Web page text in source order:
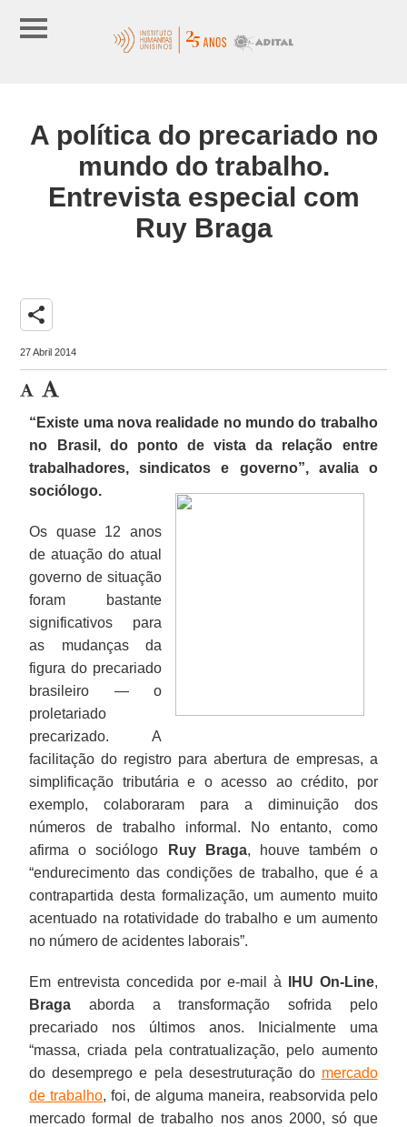
A política do precariado no
mundo do trabalho.
Entrevista especial com
Ruy Braga
share
27 Abril 2014
“Existe uma nova realidade no mundo do trabalho
no Brasil, do ponto de vista da relação entre
trabalhadores, sindicatos e governo”, avalia o
sociólogo.
Os quase 12 anos
de atuação do atual
governo de situação
foram bastante
significativos para
as mudanças da
figura do precariado
brasileiro — o
proletariado
precarizado. A
facilitação do registro para abertura de empresas, a
simplificação tributária e o acesso ao crédito, por
exemplo, colaboraram para a diminuição dos
números de trabalho informal. No entanto, como
afirma o sociólogo
Ruy Braga, houve também o
“endurecimento das condições de trabalho, que é a
contrapartida desta formalização, um aumento muito
acentuado na rotatividade do trabalho e um aumento
no número de acidentes laborais”.
Em entrevista concedida por e-mail à IHU On-Line,
Braga aborda a transformação sofrida pelo
precariado nos últimos anos. Inicialmente uma
“massa, criada pela contratualização, pelo aumento
do desemprego e pela desestruturação do mercado
de trabalho, foi, de alguma maneira, reabsorvida pelo
mercado formal de trabalho nos anos 2000, só que